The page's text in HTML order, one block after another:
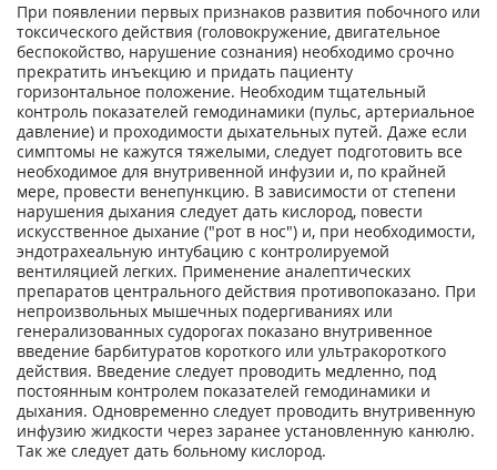
При появлении первых признаков развития побочного или
токсического действия (головокружение, двигательное
беспокойство, нарушение сознания) необходимо срочно
прекратить инъекцию и придать пациенту
горизонтальное положение. Необходим тщательный
контроль показателей гемодинамики (пульс, артериальное
давление) и проходимости дыхательных путей. Даже если
симптомы не кажутся тяжелыми, следует подготовить все
необходимое для внутривенной инфузии и, по крайней
мере, провести венепункцию. В зависимости от степени
нарушения дыхания следует дать кислород, повести
искусственное дыхание ("рот в нос") и, при необходимости,
эндотрахеальную интубацию с контролируемой
вентиляцией легких. Применение аналептических
препаратов центрального действия противопоказано. При
непроизвольных мышечных подергиваниях или
генерализованных судорогах показано внутривенное
введение барбитуратов короткого или ультракороткого
действия. Введение следует проводить медленно, под
постоянным контролем показателей гемодинамики и
дыхания. Одновременно следует проводить внутривенную
инфузию жидкости через заранее установленную канюлю.
Так же следует дать больному кислород.